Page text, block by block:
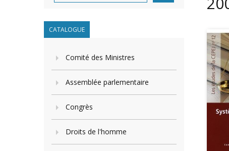
CATALOGUE
Comité des Ministres
Assemblée parlementaire
Congrès
Droits de l'homme